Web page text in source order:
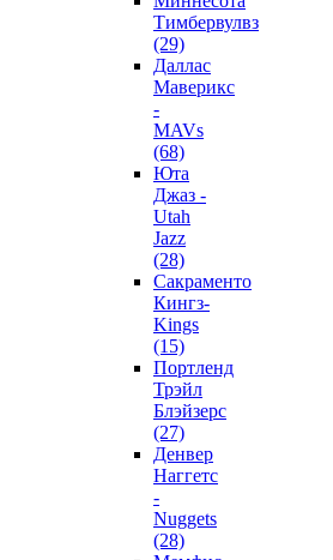
Тимбервулвз
(29)
Даллас
Маверикс
-
MAVs
(68)
Юта
Джаз -
Utah
Jazz
(28)
Сакраменто
Кингз-
Kings
(15)
Портленд
Трэйл
Блэйзерс
(27)
Денвер
Наггетс
-
Nuggets
(28)